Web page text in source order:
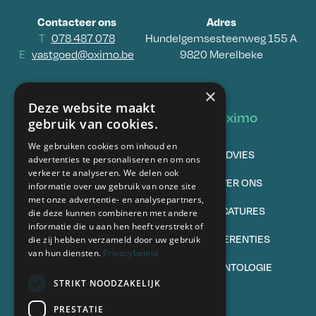
Contacteer ons
T 078 487 078
E vastgoed@oximo.be
Adres
Hundelgemsesteenweg 155 A
9820 Merelbeke
Vastgoed
TE KOOP
VERKOPEN
TE HUUR
VERHUREN
Oximo
ADVIES
OVER ONS
VACATURES
REFERENTIES
DEONTOLOGIE
Volg ons
×
Deze website maakt
gebruik van cookies.
We gebruiken cookies om inhoud en
advertenties te personaliseren en om ons
verkeer te analyseren. We delen ook
informatie over uw gebruik van onze site
met onze advertentie- en analysepartners,
die deze kunnen combineren met andere
informatie die u aan hen heeft verstrekt of
die zij hebben verzameld door uw gebruik
van hun diensten. Privacybeleid
STRIKT NOODZAKELIJK
PRESTATIE